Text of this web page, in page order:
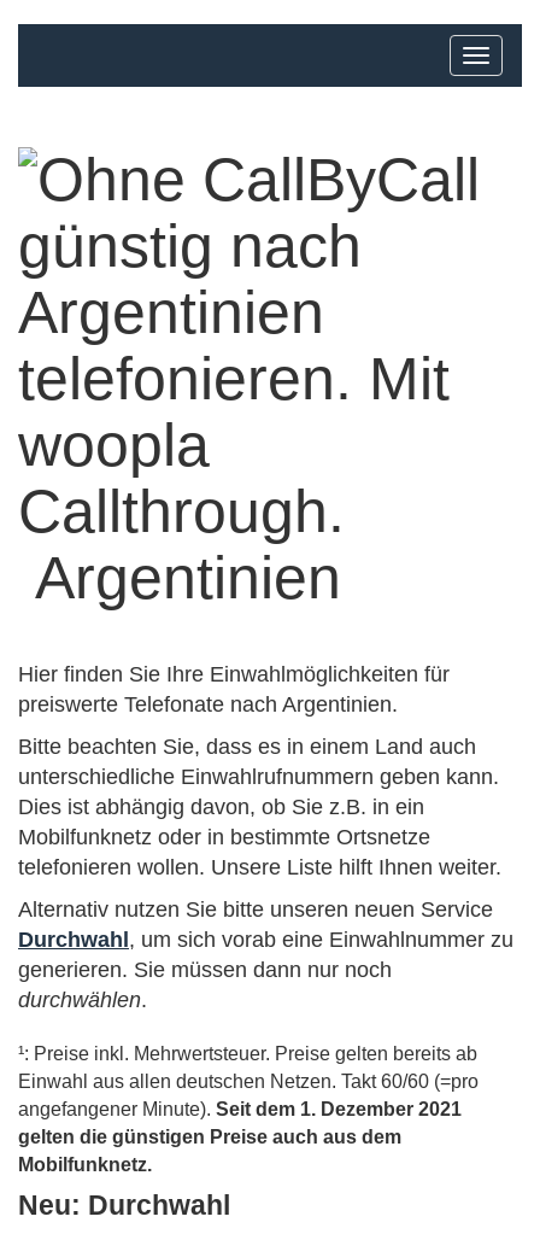
Argentinien
Hier finden Sie Ihre Einwahlmöglichkeiten für
preiswerte Telefonate nach Argentinien.
Bitte beachten Sie, dass es in einem Land auch
unterschiedliche Einwahlrufnummern geben kann.
Dies ist abhängig davon, ob Sie z.B. in ein
Mobilfunknetz oder in bestimmte Ortsnetze
telefonieren wollen. Unsere Liste hilft Ihnen weiter.
Alternativ nutzen Sie bitte unseren neuen Service
Durchwahl , um sich vorab eine Einwahlnummer zu
generieren. Sie müssen dann nur noch
durchwählen.
¹: Preise inkl. Mehrwertsteuer. Preise gelten bereits ab
Einwahl aus allen deutschen Netzen. Takt 60/60 (=pro
angefangener Minute). Seit dem 1. Dezember 2021
gelten die günstigen Preise auch aus dem
Mobilfunknetz.
Neu: Durchwahl